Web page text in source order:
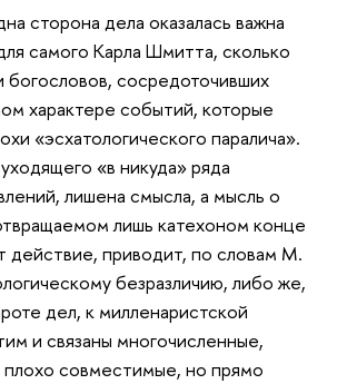
сторона дела оказалась важна
самого Карла Шмитта, сколько
сосредоточивших
характере событий, которые
«эсхатологического паралича».
«в никуда» ряда
лишена смысла, а мысль о
лишь катехоном конце
действие, приводит, по словам М.
безразличию, либо же,
дел, к милленаристской
и связаны многочисленные,
плохо совместимые, но прямо